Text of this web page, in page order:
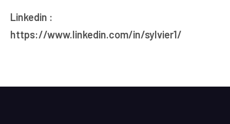
Linkedin :
https://www.linkedin.com/in/sylvier1/